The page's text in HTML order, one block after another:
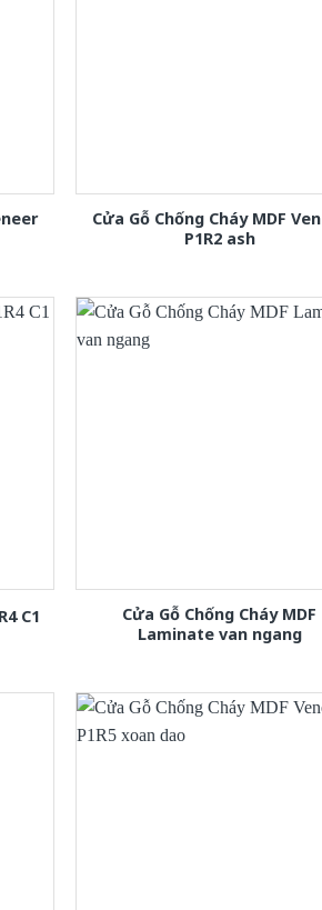
Cửa Gỗ Chống Cháy MDF
P1R2 ash
C1
Cửa Gỗ Chống Cháy MDF
Laminate van ngang